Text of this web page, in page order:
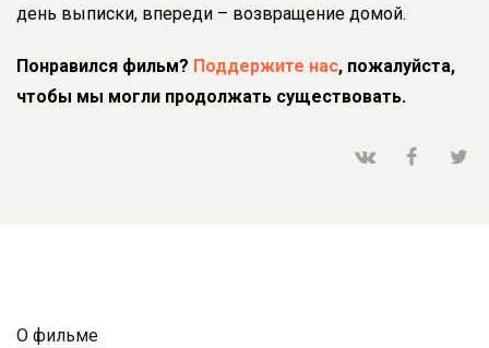
день выписки, впереди – возвращение домой.
Понравился фильм? Поддержите нас, пожалуйста,
чтобы мы могли продолжать существовать.
О фильме